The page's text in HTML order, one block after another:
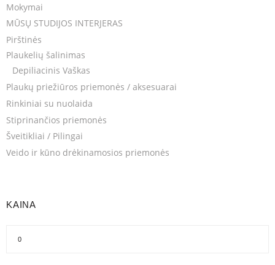
Mokymai
MŪSŲ STUDIJOS INTERJERAS
Pirštinės
Plaukelių šalinimas
Depiliacinis Vaškas
Plaukų priežiūros priemonės / aksesuarai
Rinkiniai su nuolaida
Stiprinančios priemonės
Šveitikliai / Pilingai
Veido ir kūno drėkinamosios priemonės
KAINA